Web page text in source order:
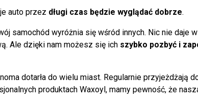
auto przez długi czas będzie wyglądać dobrze.
samochód wyróżnia się wśród innych. Nic nie daje
Ale dzięki nam możesz się ich szybko pozbyć i
dotarła do wielu miast. Regularnie przyjeżdżają
produktach Waxoyl, mamy pewność, że